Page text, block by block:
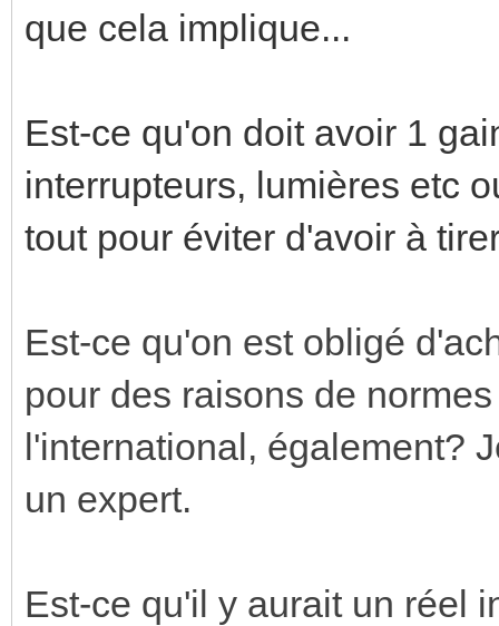
que cela implique...
Est-ce qu'on doit avoir 1
interrupteurs, lumières etc
tout pour éviter d'avoir à
Est-ce qu'on est obligé
pour des raisons de
l'international, également?
un expert.
Est-ce qu'il y aurait un réel